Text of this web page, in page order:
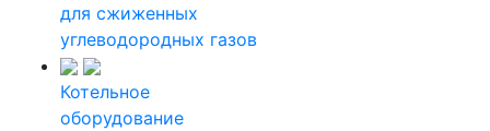
для сжиженных
углеводородных газов
Котельное
оборудование